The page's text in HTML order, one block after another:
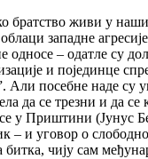
братство живи у
западне
односе – одатле су
и појединце
Али посебне наде су
да се трезни и да
Приштини (Јунус
– и уговор о
чију сам